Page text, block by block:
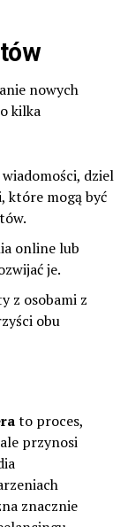
nowych
kilka
dziel
które mogą być
online lub
je.
z osobami z
obu
to proces,
przynosi
znacznie